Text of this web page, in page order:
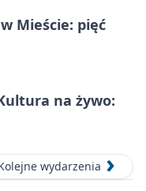
Mieście: pięć
na żywo:
wydarzenia